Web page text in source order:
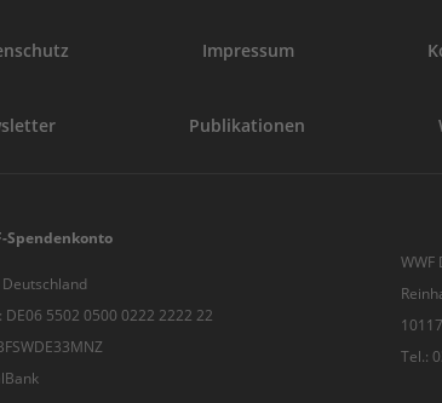
Impressum
Publikationen
Spendenkonto
Deutschland
DE06 5502 0500 0222 2222 22
WWF
Tel.: